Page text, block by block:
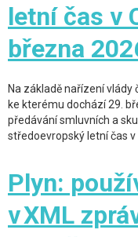
letní čas v
března
Na základě nařízení vlády
ke kterému dochází29 .
předávání smluvních a
středoevropský letní čas
Plyn:
v XML